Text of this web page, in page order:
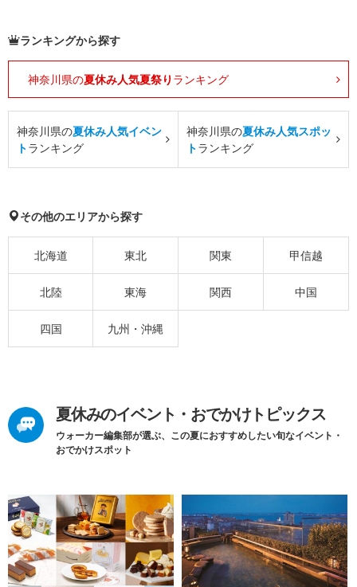
ランキングから探す
神奈川県の夏休み人気夏祭り ランキング
神奈川県の夏休み人気イベン
トランキング
神奈川県の夏休み人気スポッ
トランキング
その他のエリアから探す
北海道 東北 関東 甲信越
北陸 東海 関西 中国
四国 九州・沖縄
夏休みのイベント・おでかけトピックス
ウォーカー編集部が選ぶ、この夏におすすめしたい旬なイベント・
おでかけスポット